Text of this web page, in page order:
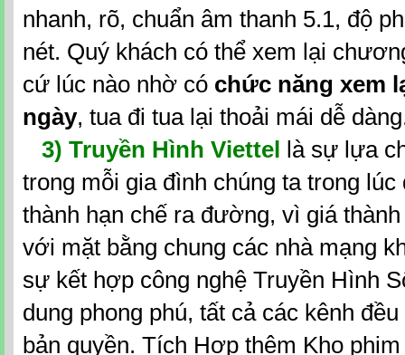
nhanh, rõ, chuẩn âm thanh 5.1, độ
nét. Quý khách có thể xem lại
cứ lúc nào nhờ có chức năng xem
ngày, tua đi tua lại thoải mái dễ
3) Truyền Hình Viettel
là sự lựa
trong mỗi gia đình chúng ta trong lúc
thành hạn chế ra đường, vì giá
với mặt bằng chung các nhà mạng
sự kết hợp công nghệ Truyền Hình
dung phong phú, tất cả các kênh
bản quyền. Tích Hợp thêm Kho